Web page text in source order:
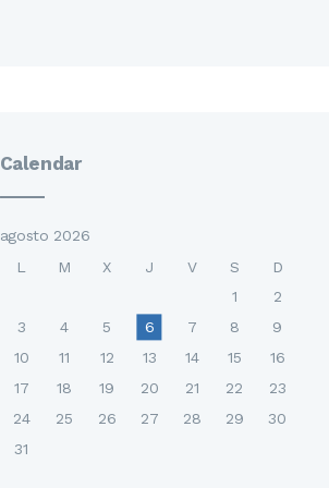
Calendar
agosto 2026
L
M X J V S
D
1
2
3
4 5 6 7 8
9
10
11 12 13 14 15
16
17
18 19 20 21 22
23
24
25 26 27 28 29
30
31